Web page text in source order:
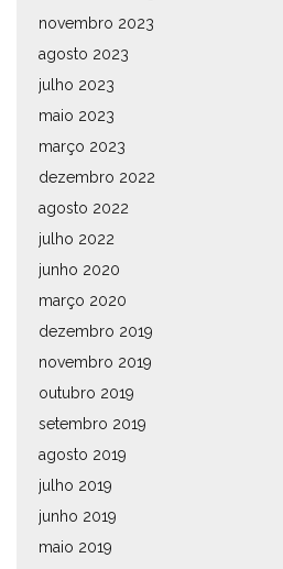
novembro 2023
agosto 2023
julho 2023
maio 2023
março 2023
dezembro 2022
agosto 2022
julho 2022
junho 2020
março 2020
dezembro 2019
novembro 2019
outubro 2019
setembro 2019
agosto 2019
julho 2019
junho 2019
maio 2019